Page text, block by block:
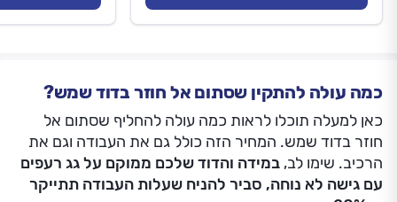
כמה עולה להתקין שסתום אל חוזר בדוד שמש?
כאן למעלה תוכלו לראות כמה עולה להחליף שסתום אל
חוזר בדוד שמש. המחיר הזה כולל גם את העבודה וגם את
הרכיב. שימו לב, במידה והדוד שלכם ממוקם על גג רעפים
עם גישה לא נוחה, סביר להניח שעלות העבודה תתייקר